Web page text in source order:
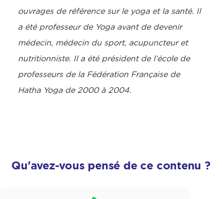
ouvrages de référence sur le yoga et la santé. Il
a été professeur de Yoga avant de devenir
médecin, médecin du sport, acupuncteur et
nutritionniste. Il a été président de l’école de
professeurs de la Fédération Française de
Hatha Yoga de 2000 à 2004.
Qu'avez-vous pensé de ce contenu ?